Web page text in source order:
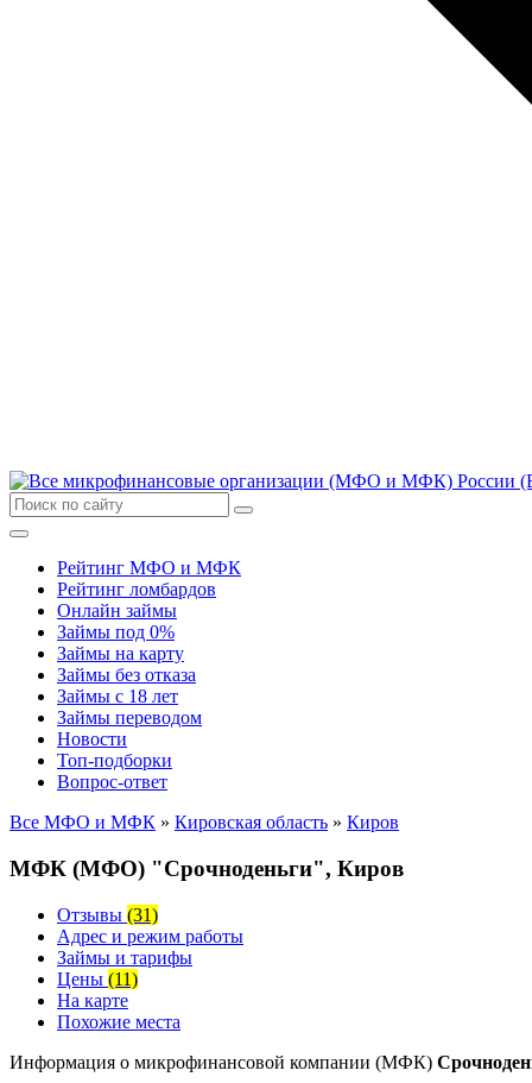
Рейтинг МФО и МФК
Рейтинг ломбардов
Онлайн займы
Займы под 0%
Займы на карту
Займы без отказа
Займы с 18 лет
Займы переводом
Новости
Топ-подборки
Вопрос-ответ
Все МФО и МФК » Кировская область » Киров
МФК (МФО) "Срочноденьги", Киров
Отзывы (31)
Адрес и режим работы
Займы и тарифы
Цены (11)
На карте
Похожие места
Информация о микрофинансовой компании (МФК)